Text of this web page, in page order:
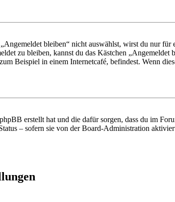
bleiben“ nicht auswählst, wirst du nur
zu bleiben, kannst du das Kästchen
Beispiel in einem Internetcafé, befindest. Wenn
erstellt hat und die dafür sorgen, dass du im
– sofern sie von der Board-Administration